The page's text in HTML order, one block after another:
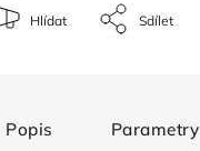
Hlídat Sdílet
Popis Parametry